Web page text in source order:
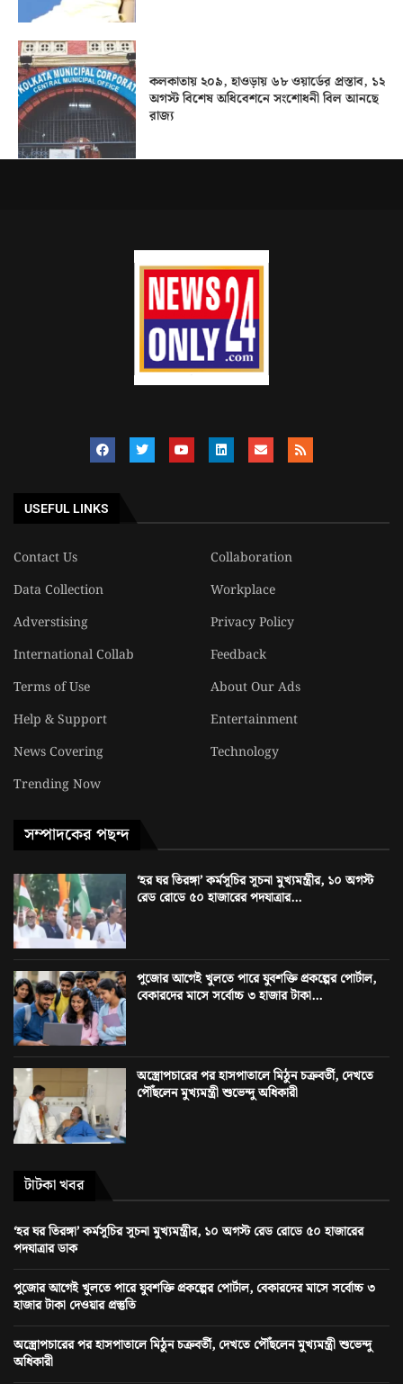
কলকাতায় ২০৯, হাওড়ায় ৬৮ ওয়ার্ডের প্রস্তাব, ১২
অগস্ট বিশেষ অধিবেশনে সংশোধনী বিল আনছে
রাজ্য
USEFUL LINKS
Contact Us
Collaboration
Data Collection
Workplace
Adverstising
Privacy Policy
International Collab
Feedback
Terms of Use
About Our Ads
Help & Support
Entertainment
News Covering
Technology
Trending Now
সম্পাদকের পছন্দ
‘হর ঘর তিরঙ্গা’ কর্মসূচির সূচনা মুখ্যমন্ত্রীর, ১০ অগস্ট
রেড রোডে ৫০ হাজারের পদযাত্রার...
পুজোর আগেই খুলতে পারে যুবশক্তি প্রকল্পের পোর্টাল,
বেকারদের মাসে সর্বোচ্চ ৩ হাজার টাকা...
অস্ত্রোপচারের পর হাসপাতালে মিঠুন চক্রবর্তী, দেখতে
পৌঁছলেন মুখ্যমন্ত্রী শুভেন্দু অধিকারী
টাটকা খবর
‘হর ঘর তিরঙ্গা’ কর্মসূচির সূচনা মুখ্যমন্ত্রীর, ১০ অগস্ট রেড রোডে ৫০ হাজারের
পদযাত্রার ডাক
পুজোর আগেই খুলতে পারে যুবশক্তি প্রকল্পের পোর্টাল, বেকারদের মাসে সর্বোচ্চ ৩
হাজার টাকা দেওয়ার প্রস্তুতি
অস্ত্রোপচারের পর হাসপাতালে মিঠুন চক্রবর্তী, দেখতে পৌঁছলেন মুখ্যমন্ত্রী শুভেন্দু
অধিকারী